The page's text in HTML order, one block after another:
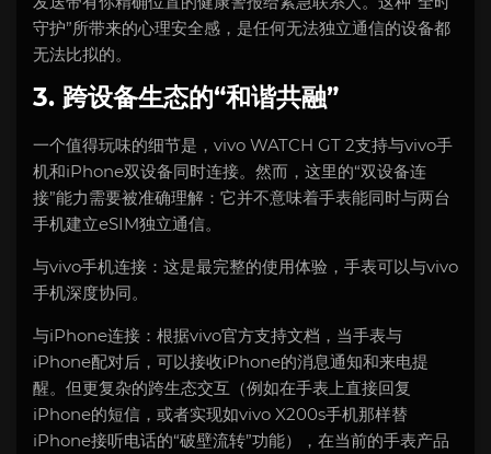
守护”所带来的心理安全感，是任何无法独立通信的设备都
无法比拟的。
3. 跨设备生态的“和谐共融”
一个值得玩味的细节是，vivo WATCH GT 2支持与vivo手
机和iPhone双设备同时连接。然而，这里的“双设备连
接”能力需要被准确理解：它并不意味着手表能同时与两台
手机建立eSIM独立通信。
与vivo手机连接：这是最完整的使用体验，手表可以与vivo
手机深度协同。
与iPhone连接：根据vivo官方支持文档，当手表与
iPhone配对后，可以接收iPhone的消息通知和来电提
醒。但更复杂的跨生态交互（例如在手表上直接回复
iPhone的短信，或者实现如vivo X200s手机那样替
iPhone接听电话的“破壁流转”功能），在当前的手表产品